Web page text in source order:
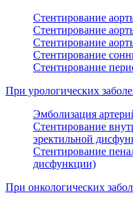
Стентирование
Стентирование
Стентирование
Стентирование
Стентирование
При урологических
Эмболизация
Стентирование
эректильной
Стентирование
дисфункции)
При онкологических